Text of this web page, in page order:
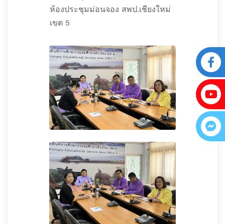
ห้องประชุมม่อนจอง สพป.เชียงใหม่
เขต 5